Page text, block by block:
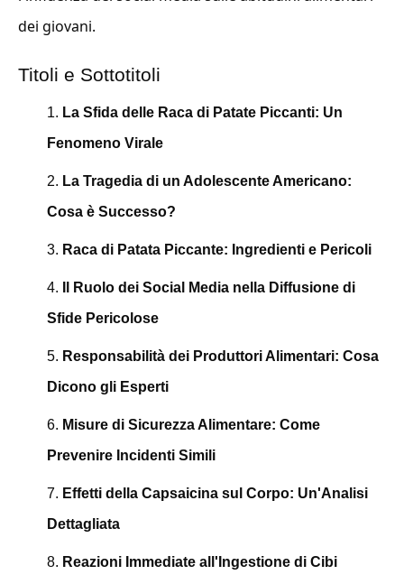
dei giovani.
Titoli e Sottotitoli
La Sfida delle Raca di Patate Piccanti: Un
Fenomeno Virale
La Tragedia di un Adolescente Americano:
Cosa è Successo?
Raca di Patata Piccante: Ingredienti e Pericoli
Il Ruolo dei Social Media nella Diffusione di
Sfide Pericolose
Responsabilità dei Produttori Alimentari: Cosa
Dicono gli Esperti
Misure di Sicurezza Alimentare: Come
Prevenire Incidenti Simili
Effetti della Capsaicina sul Corpo: Un'Analisi
Dettagliata
Reazioni Immediate all'Ingestione di Cibi